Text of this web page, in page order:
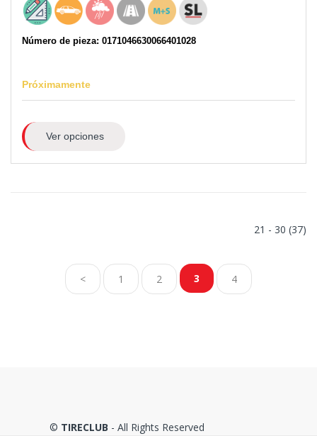
Número de pieza: 0171046630066401028
Próximamente
Ver opciones
21 - 30 (37)
< 1 2 3 4
© TIRECLUB - All Rights Reserved